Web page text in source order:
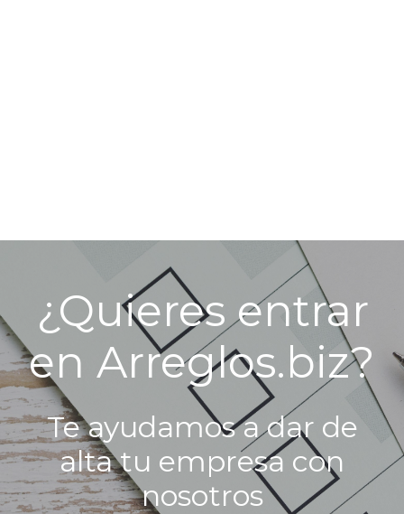
¿Quieres entrar
en Arreglos.biz?
Te ayudamos a dar de
alta tu empresa con
nosotros